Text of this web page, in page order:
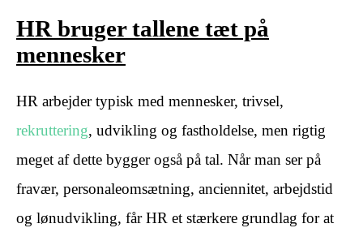
HR bruger tallene tæt på
mennesker
HR arbejder typisk med mennesker, trivsel,
rekruttering, udvikling og fastholdelse, men rigtig
meget af dette bygger også på tal. Når man ser på
fravær, personaleomsætning, anciennitet, arbejdstid
og lønudvikling, får HR et stærkere grundlag for at